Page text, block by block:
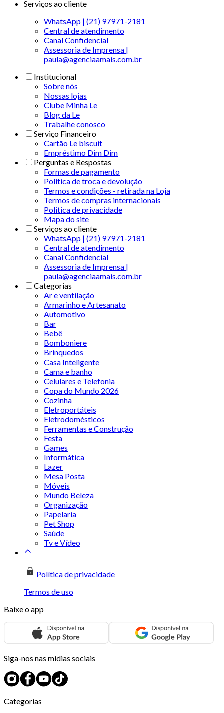
Serviços ao cliente
WhatsApp | (21) 97971-2181
Central de atendimento
Canal Confidencial
Assessoria de Imprensa |
paula@agenciaamais.com.br
Institucional
Sobre nós
Nossas lojas
Clube Minha Le
Blog da Le
Trabalhe conosco
Serviço Financeiro
Cartão Le biscuit
Empréstimo Dim Dim
Perguntas e Respostas
Formas de pagamento
Política de troca e devolução
Termos e condições - retirada na Loja
Termos de compras internacionais
Politica de privacidade
Mapa do site
Serviços ao cliente
WhatsApp | (21) 97971-2181
Central de atendimento
Canal Confidencial
Assessoria de Imprensa |
paula@agenciaamais.com.br
Categorias
Ar e ventilação
Armarinho e Artesanato
Automotivo
Bar
Bebê
Bomboniere
Brinquedos
Casa Inteligente
Cama e banho
Celulares e Telefonia
Copa do Mundo 2026
Cozinha
Eletroportáteis
Eletrodomésticos
Ferramentas e Construção
Festa
Games
Informática
Lazer
Mesa Posta
Móveis
Mundo Beleza
Organização
Papelaria
Pet Shop
Saúde
Tv e Vídeo
Política de privacidade
Termos de uso
Baixe o app
Siga-nos nas mídias sociais
Categorias